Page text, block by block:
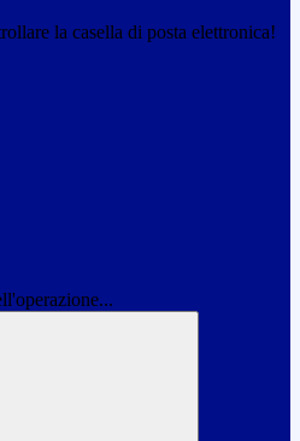
la casella di posta elettronica!